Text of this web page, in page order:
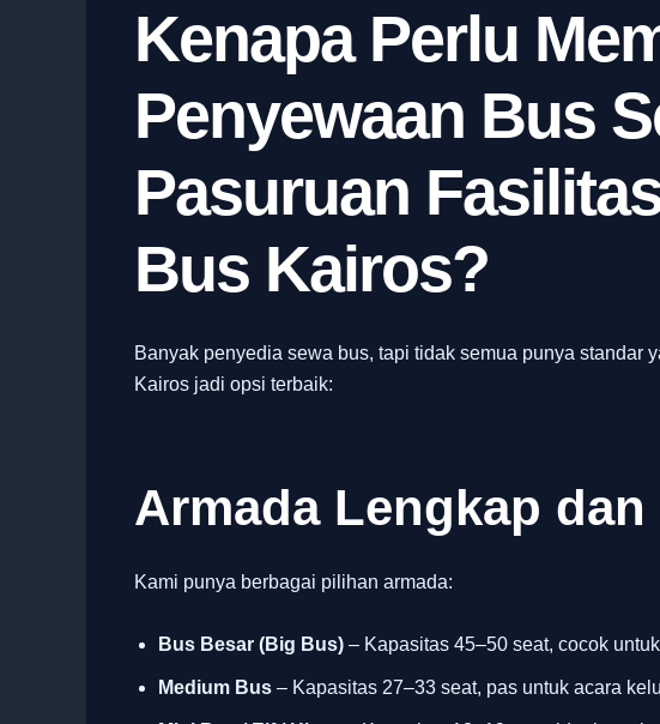
Kenapa Perlu
Penyewaan Bus
Pasuruan
Bus Kairos?
Banyak penyedia sewa bus, tapi tidak semua punya standar
Kairos jadi opsi terbaik:
Armada Lengkap dan
Kami punya berbagai pilihan armada:
Bus Besar (Big Bus) – Kapasitas 45–50 seat, cocok
Medium Bus – Kapasitas 27–33 seat, pas untuk acara